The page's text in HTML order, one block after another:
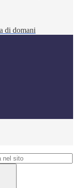
di domani